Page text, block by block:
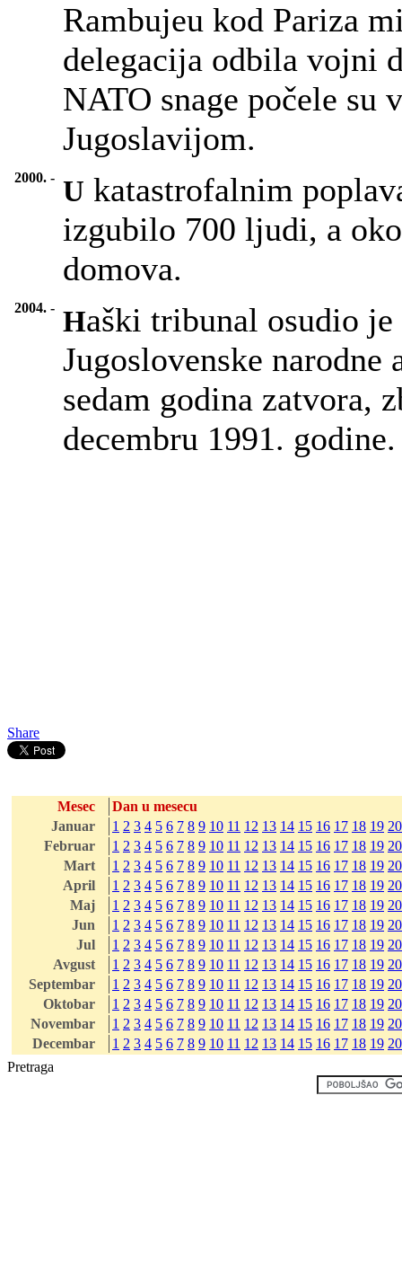
Rambujeu kod Pariza
delegacija odbila vojni
NATO snage počele su
Jugoslavijom.
2000. - U katastrofalnim
izgubilo 700 ljudi, a
domova.
2004. - Haški tribunal osudio
Jugoslovenske
sedam godina zatvora,
decembru 1991. godine.
Share
Mesec
Dan u mesecu
Januar
1 2 3 4 5 6 7 8 9 10 11 12 13 14 15 16 17 18 19 20
Februar
1 2 3 4 5 6 7 8 9 10 11 12 13 14 15 16 17 18 19 20
Mart
1 2 3 4 5 6 7 8 9 10 11 12 13 14 15 16 17 18 19 20
April
1 2 3 4 5 6 7 8 9 10 11 12 13 14 15 16 17 18 19 20
Maj
1 2 3 4 5 6 7 8 9 10 11 12 13 14 15 16 17 18 19 20
Jun
1 2 3 4 5 6 7 8 9 10 11 12 13 14 15 16 17 18 19 20
Jul
1 2 3 4 5 6 7 8 9 10 11 12 13 14 15 16 17 18 19 20
Avgust
1 2 3 4 5 6 7 8 9 10 11 12 13 14 15 16 17 18 19 20
Septembar
1 2 3 4 5 6 7 8 9 10 11 12 13 14 15 16 17 18 19 20
Oktobar
1 2 3 4 5 6 7 8 9 10 11 12 13 14 15 16 17 18 19 20
Novembar
1 2 3 4 5 6 7 8 9 10 11 12 13 14 15 16 17 18 19 20
Decembar
1 2 3 4 5 6 7 8 9 10 11 12 13 14 15 16 17 18 19 20
Pretraga